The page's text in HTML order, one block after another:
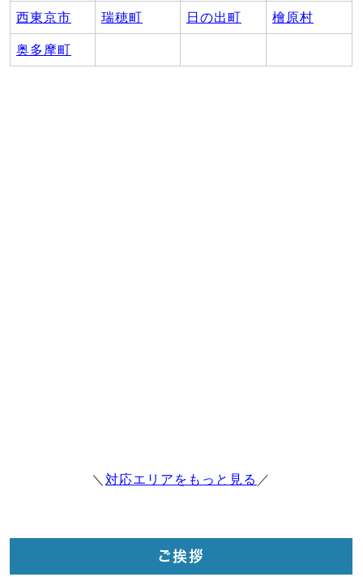
西東京市 瑞穂町 日の出町 檜原村
奥多摩町
＼ 対応エリアをもっと見る ／
ご挨拶